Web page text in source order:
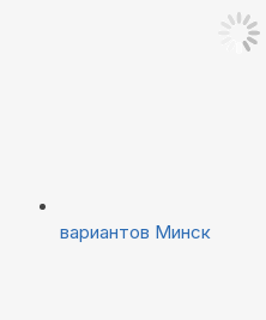
вариантов Минск